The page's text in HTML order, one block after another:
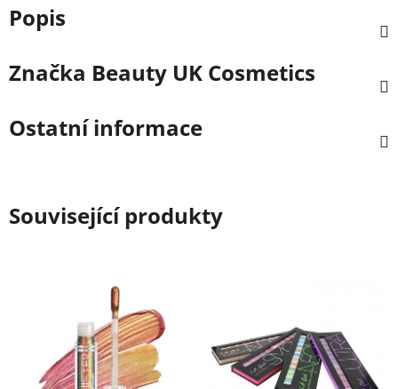
Popis
Značka Beauty UK Cosmetics
Ostatní informace
Související produkty